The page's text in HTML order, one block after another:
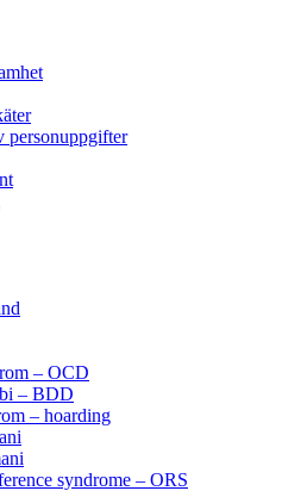
personuppgifter
– OCD
– BDD
– hoarding
syndrome – ORS